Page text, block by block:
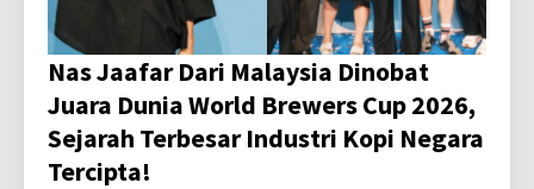
Nas Jaafar Dari Malaysia Dinobat
Juara Dunia World Brewers Cup 2026,
Sejarah Terbesar Industri Kopi Negara
Tercipta!